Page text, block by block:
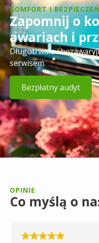
KOMFORT I
Zapomnij o
awariach i
Długotrwałe i
serwisem.
Bezpłatny audyt
OPINIE
Co myślą o